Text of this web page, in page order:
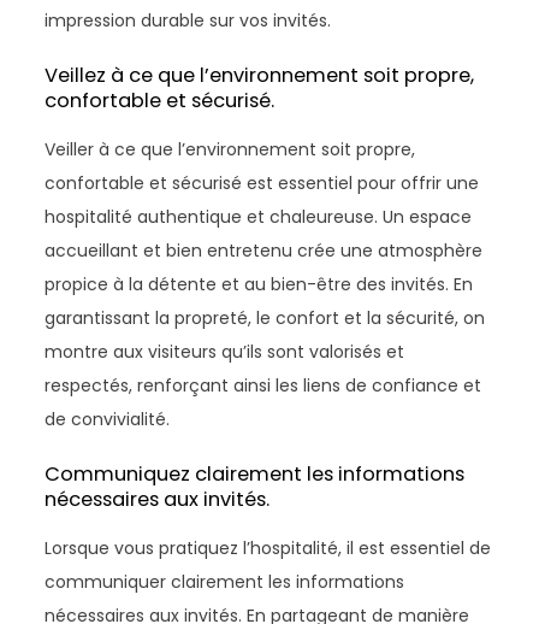
impression durable sur vos invités.
Veillez à ce que l’environnement soit propre,
confortable et sécurisé.
Veiller à ce que l’environnement soit propre,
confortable et sécurisé est essentiel pour offrir une
hospitalité authentique et chaleureuse. Un espace
accueillant et bien entretenu crée une atmosphère
propice à la détente et au bien-être des invités. En
garantissant la propreté, le confort et la sécurité, on
montre aux visiteurs qu’ils sont valorisés et
respectés, renforçant ainsi les liens de confiance et
de convivialité.
Communiquez clairement les informations
nécessaires aux invités.
Lorsque vous pratiquez l’hospitalité, il est essentiel de
communiquer clairement les informations
nécessaires aux invités. En partageant de manière